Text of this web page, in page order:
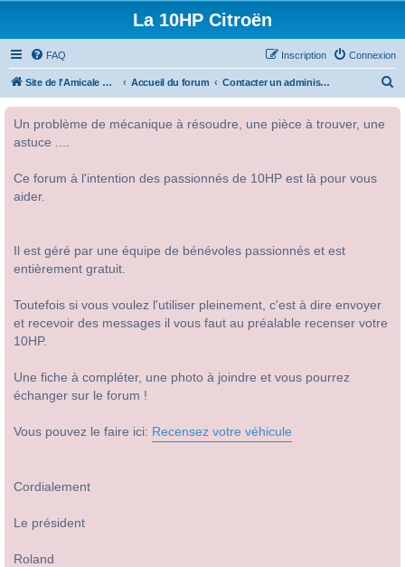
La 10HP Citroën
FAQ Connexion
Inscription
Site de l'Amicale Citroën 10HP Accueil du forum Contacter un administrateur du forum
Un problème de mécanique à résoudre, une pièce à trouver, une
astuce ....
Ce forum à l'intention des passionnés de 10HP est là pour vous
aider.
Il est géré par une équipe de bénévoles passionnés et est
entièrement gratuit.
Toutefois si vous voulez l'utiliser pleinement, c'est à dire envoyer
et recevoir des messages il vous faut au préalable recenser votre
10HP.
Une fiche à compléter, une photo à joindre et vous pourrez
échanger sur le forum !
Vous pouvez le faire ici: Recensez votre véhicule
Cordialement
Le président
Roland